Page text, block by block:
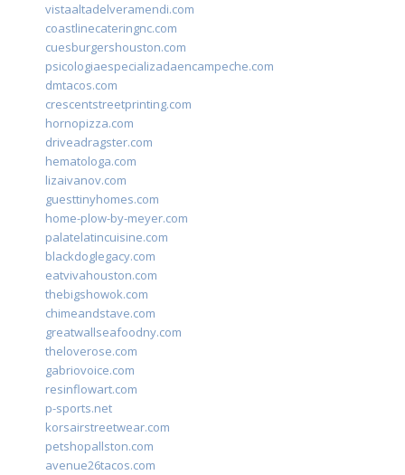
vistaaltadelveramendi.com
coastlinecateringnc.com
cuesburgershouston.com
psicologiaespecializadaencampeche.com
dmtacos.com
crescentstreetprinting.com
hornopizza.com
driveadragster.com
hematologa.com
lizaivanov.com
guesttinyhomes.com
home-plow-by-meyer.com
palatelatincuisine.com
blackdoglegacy.com
eatvivahouston.com
thebigshowok.com
chimeandstave.com
greatwallseafoodny.com
theloverose.com
gabriovoice.com
resinflowart.com
p-sports.net
korsairstreetwear.com
petshopallston.com
avenue26tacos.com